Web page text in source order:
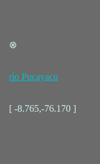
⊗
río Pucayacu
[ -8.765,-76.170 ]